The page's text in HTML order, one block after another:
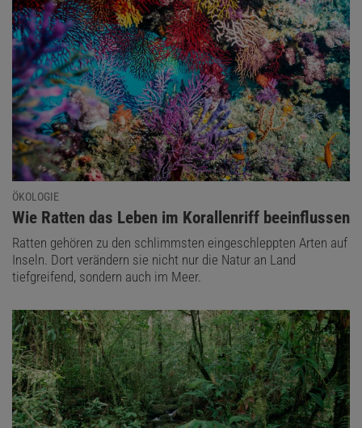
ÖKOLOGIE
:
Wie Ratten das Leben im Korallenriff beeinflussen
Ratten gehören zu den schlimmsten eingeschleppten Arten auf
Inseln. Dort verändern sie nicht nur die Natur an Land
tiefgreifend, sondern auch im Meer.